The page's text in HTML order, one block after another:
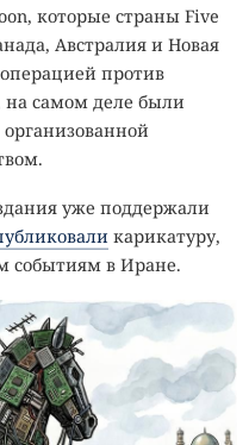
которые страны Five
Австралия и Новая
против
на самом деле были
уже поддержали
карикатуру,
событиям в Иране.